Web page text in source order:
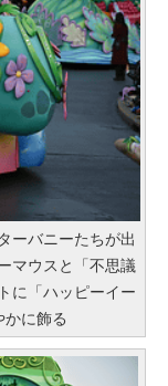
ーバニーたちが出
マウスと「不思議
に「ハッピーイー
に飾る